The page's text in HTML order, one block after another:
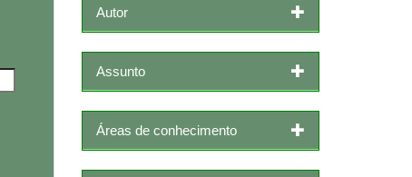
Autor
Assunto
Áreas de conhecimento